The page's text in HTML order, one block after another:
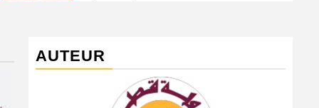
AUTEUR